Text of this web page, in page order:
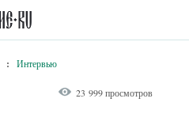
: Интервью
23 999 просмотров